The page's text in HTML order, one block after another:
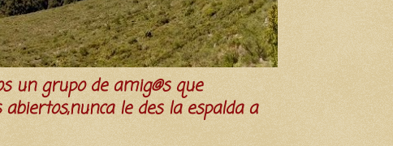
un grupo de amig@s que
le des la espalda a